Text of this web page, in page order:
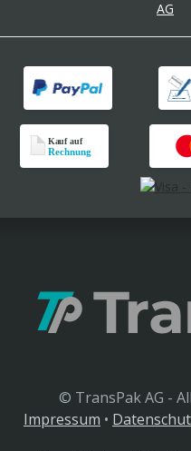
© TransPak AG -
Impressum •